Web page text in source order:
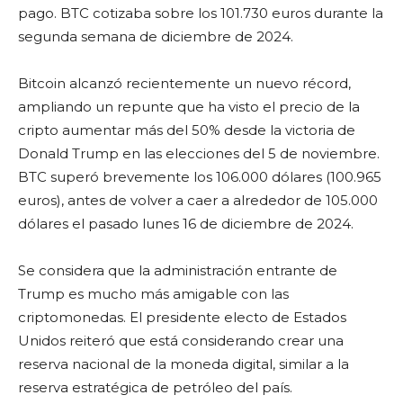
pago. BTC cotizaba sobre los 101.730 euros durante la
segunda semana de diciembre de 2024.
Bitcoin alcanzó recientemente un nuevo récord,
ampliando un repunte que ha visto el precio de la
cripto aumentar más del 50% desde la victoria de
Donald Trump en las elecciones del 5 de noviembre.
BTC superó brevemente los 106.000 dólares (100.965
euros), antes de volver a caer a alrededor de 105.000
dólares el pasado lunes 16 de diciembre de 2024.
Se considera que la administración entrante de
Trump es mucho más amigable con las
criptomonedas. El presidente electo de Estados
Unidos reiteró que está considerando crear una
reserva nacional de la moneda digital, similar a la
reserva estratégica de petróleo del país.